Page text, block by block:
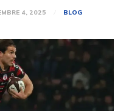
4, 2025 BLOG